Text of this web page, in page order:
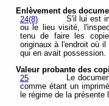
Enlèvement des
24(8)
S'il lui est
ou le lieu visité,
tenu de faire les
originaux à l'endroit où
qui en avait possession.
Valeur probante des
25
Le
comme étant un
le régime de la présente